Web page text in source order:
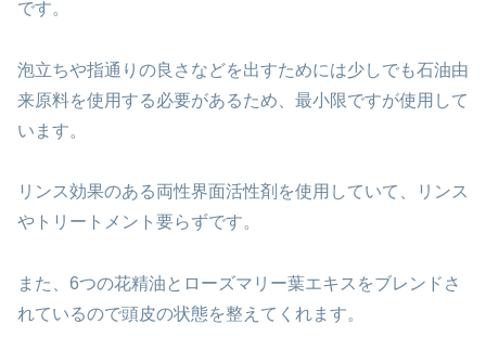
です。
泡立ちや指通りの良さなどを出すためには少しでも石油由
来原料を使用する必要があるため、最小限ですが使用して
います。
リンス効果のある両性界面活性剤を使用していて、リンス
やトリートメント要らずです。
また、6つの花精油とローズマリー葉エキスをブレンドさ
れているので頭皮の状態を整えてくれます。